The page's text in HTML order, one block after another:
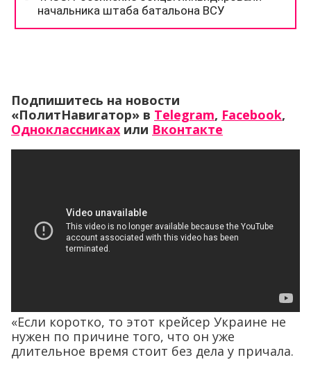
Подпишитесь на новости
«ПолитНавигатор» в Telegram, Facebook,
Одноклассниках или Вконтакте
«Если коротко, то этот крейсер Украине не
нужен по причине того, что он уже
длительное время стоит без дела у причала.